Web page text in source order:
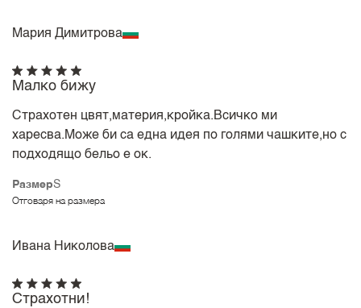
Мария Димитрова
РазмерS
Отговаря на размера
Малко бижу
Страхотен цвят,материя,кройка.Всичко ми
харесва.Може би са една идея по голями чашките,но с
подходящо бельо е ок.
Ивана Николова
Страхотни!